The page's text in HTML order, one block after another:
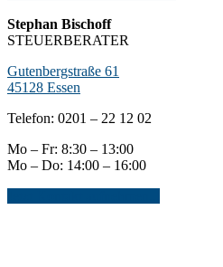
Stephan Bischoff
STEUERBERATER
Gutenbergstraße 61
45128 Essen
Telefon: 0201 – 22 12 02
Mo – Fr: 8:30 – 13:00
Mo – Do: 14:00 – 16:00